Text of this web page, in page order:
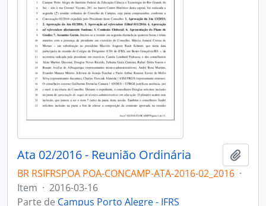
Ata 02/2016 - Reunião Ordinária
BR RSIFRSPOA POA-CONCAMP-ATA-2016-02_2016 ·
Item · 2016-03-16
Parte de Campus Porto Alegre - IFRS